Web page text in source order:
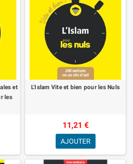
et
les
L'Islam Vite et bien pour les Nuls
11,21 €
AJOUTER